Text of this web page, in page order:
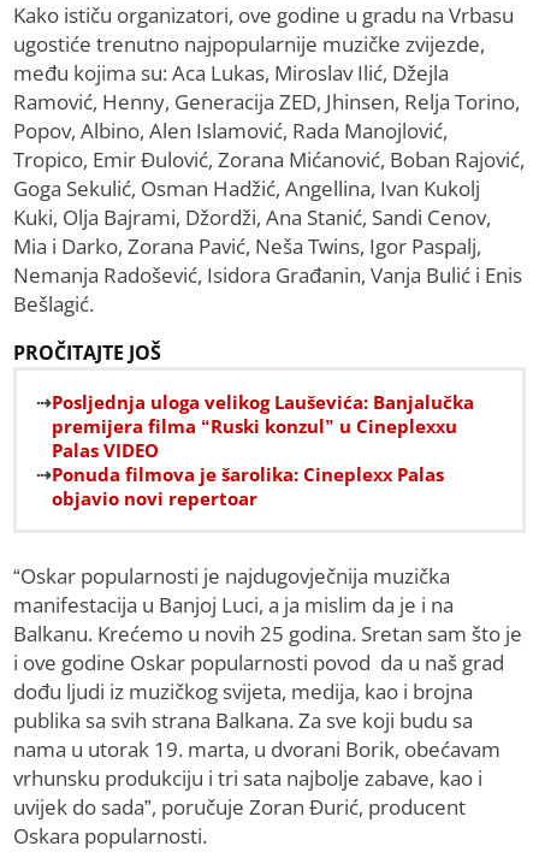
Kako ističu organizatori, ove godine u gradu na Vrbasu
ugostiće trenutno najpopularnije muzičke zvijezde,
među kojima su: Aca Lukas, Miroslav Ilić, Džejla
Ramović, Henny, Generacija ZED, Jhinsen, Relja Torino,
Popov, Albino, Alen Islamović, Rada Manojlović,
Tropico, Emir Đulović, Zorana Mićanović, Boban Rajović,
Goga Sekulić, Osman Hadžić, Angellina, Ivan Kukolj
Kuki, Olja Bajrami, Džordži, Ana Stanić, Sandi Cenov,
Mia i Darko, Zorana Pavić, Neša Twins, Igor Paspalj,
Nemanja Radošević, Isidora Građanin, Vanja Bulić i Enis
Bešlagić.
PROČITAJTE JOŠ
Posljednja uloga velikog Lauševića: Banjalučka
premijera filma “Ruski konzul” u Cineplexxu
Palas VIDEO
Ponuda filmova je šarolika: Cineplexx Palas
objavio novi repertoar
“Oskar popularnosti je najdugovječnija muzička
manifestacija u Banjoj Luci, a ja mislim da je i na
Balkanu. Krećemo u novih 25 godina. Sretan sam što je
i ove godine Oskar popularnosti povod da u naš grad
dođu ljudi iz muzičkog svijeta, medija, kao i brojna
publika sa svih strana Balkana. Za sve koji budu sa
nama u utorak 19. marta, u dvorani Borik, obećavam
vrhunsku produkciju i tri sata najbolje zabave, kao i
uvijek do sada”, poručuje Zoran Đurić, producent
Oskara popularnosti.